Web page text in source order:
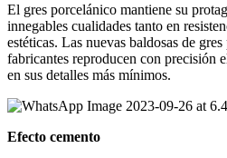
El gres porcelánico mantiene su
innegables cualidades tanto en
estéticas. Las nuevas baldosas de
fabricantes reproducen con precisión
en sus detalles más mínimos.
Efecto cemento